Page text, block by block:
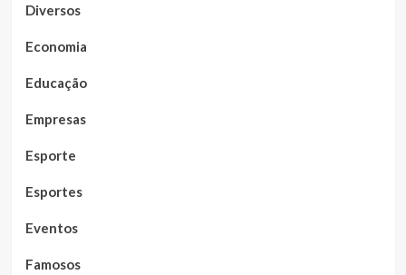
Diversos
Economia
Educação
Empresas
Esporte
Esportes
Eventos
Famosos